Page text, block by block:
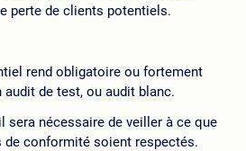
perte de clients potentiels.
rend obligatoire ou fortement
audit de test, ou audit blanc.
sera nécessaire de veiller à ce que
de conformité soient respectés.